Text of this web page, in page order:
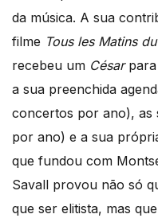
da música. A sua
filme Tous les Matins
recebeu um César
a sua preenchida
concertos por ano), as
por ano) e a sua
que fundou com
Savall provou não só
que ser elitista, mas